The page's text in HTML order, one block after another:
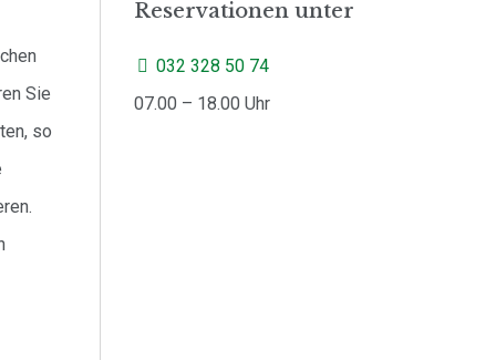
Sie
so
Reservationen unter
032 328 50 74
07.00 – 18.00 Uhr